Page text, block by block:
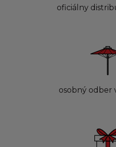
oficiálny
osobný odber